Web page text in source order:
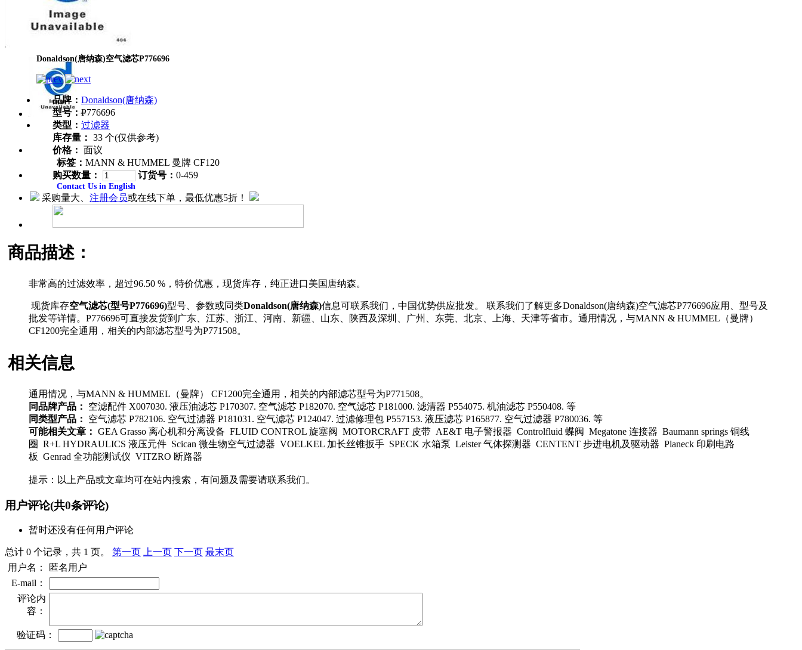
Donaldson(唐纳森)空气滤芯P776696
品牌： Donaldson(唐纳森)
型号：P776696
类型： 过滤器
库存量： 33 个(仅供参考)
价格： 面议
标签： MANN & HUMMEL 曼牌 CF120
购买数量：
订货号： 0-459
Contact Us in English
采购量大、 注册会员或在线下单，最低优惠5折！
商品描述：
非常高的过滤效率，超过96.50 %，特价优惠，现货库存，纯正进口美国唐纳森。
现货库存空气滤芯(型号P776696)型号、参数或同类Donaldson(唐纳森)信息可联系我们，中国优势供应批发。 联系我们了解更多Donaldson(唐纳森)空气滤芯P776696应用、型号及
批发等详情。P776696可直接发货到广东、江苏、浙江、河南、新疆、山东、陕西及深圳、广州、东莞、北京、上海、天津等省市。通用情况，与MANN & HUMMEL（曼牌）
CF1200完全通用，相关的内部滤芯型号为P771508。
相关信息
通用情况，与MANN & HUMMEL（曼牌） CF1200完全通用，相关的内部滤芯型号为P771508。
同品牌产品：
空滤配件 X007030. 液压油滤芯 P170307. 空气滤芯 P182070. 空气滤芯 P181000. 滤清器 P554075. 机油滤芯 P550408. 等
同类型产品：
空气滤芯 P782106. 空气过滤器 P181031. 空气滤芯 P124047. 过滤修理包 P557153. 液压滤芯 P165877. 空气过滤器 P780036. 等
可能相关文章： GEA Grasso 离心机和分离设备 FLUID CONTROL 旋塞阀 MOTORCRAFT 皮带 AE&T 电子警报器 Controlfluid 蝶阀 Megatone 连接器 Baumann springs 铜线
圈 R+L HYDRAULICS 液压元件 Scican 微生物空气过滤器 VOELKEL 加长丝锥扳手 SPECK 水箱泵 Leister 气体探测器 CENTENT 步进电机及驱动器 Planeck 印刷电路
板 Genrad 全功能测试仪 VITZRO 断路器
提示：以上产品或文章均可在站内搜索，有问题及需要请联系我们。
用户评论(共0条评论)
暂时还没有任何用户评论
总计 0 个记录，共 1 页。 第一页 上一页 下一页 最末页
用户名：
匿名用户
E-mail：
评论内
容：
验证码：